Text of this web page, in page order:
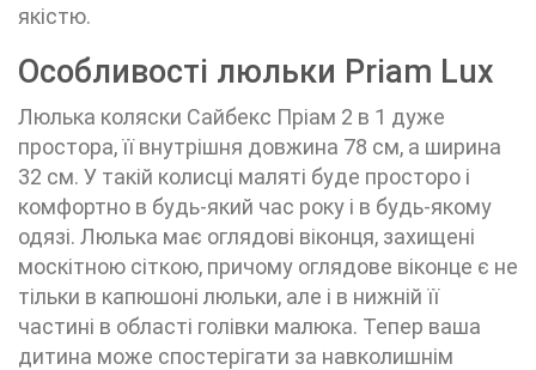
якістю.
Особливості люльки Priam Lux
Люлька коляски Сайбекс Пріам 2 в 1 дуже
простора, її внутрішня довжина 78 см, а ширина
32 см. У такій колисці маляті буде просторо і
комфортно в будь-який час року і в будь-якому
одязі. Люлька має оглядові віконця, захищені
москітною сіткою, причому оглядове віконце є не
тільки в капюшоні люльки, але і в нижній її
частині в області голівки малюка. Тепер ваша
дитина може спостерігати за навколишнім